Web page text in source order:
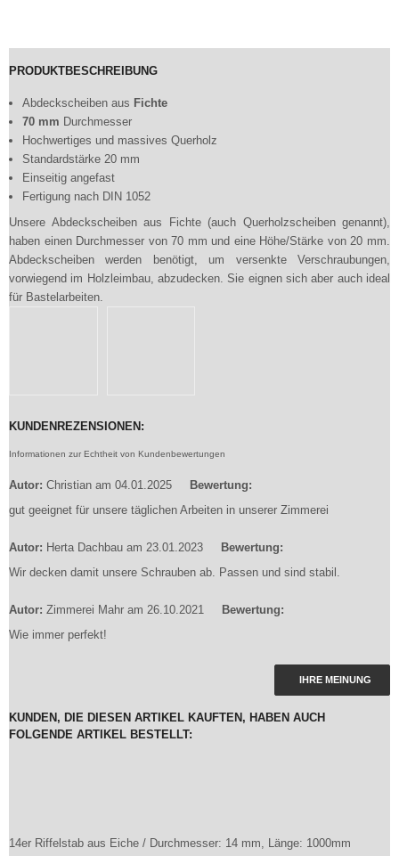
PRODUKTBESCHREIBUNG
Abdeckscheiben aus Fichte
70 mm Durchmesser
Hochwertiges und massives Querholz
Standardstärke 20 mm
Einseitig angefast
Fertigung nach DIN 1052
Unsere Abdeckscheiben aus Fichte (auch Querholzscheiben genannt),
haben einen Durchmesser von 70 mm und eine Höhe/Stärke von 20 mm.
Abdeckscheiben werden benötigt, um versenkte Verschraubungen,
vorwiegend im Holzleimbau, abzudecken. Sie eignen sich aber auch ideal
für Bastelarbeiten.
KUNDENREZENSIONEN:
Informationen zur Echtheit von Kundenbewertungen
Autor: Christian am 04.01.2025 Bewertung:
gut geeignet für unsere täglichen Arbeiten in unserer Zimmerei
Autor: Herta Dachbau am 23.01.2023 Bewertung:
Wir decken damit unsere Schrauben ab. Passen und sind stabil.
Autor: Zimmerei Mahr am 26.10.2021 Bewertung:
Wie immer perfekt!
IHRE MEINUNG
KUNDEN, DIE DIESEN ARTIKEL KAUFTEN, HABEN AUCH
FOLGENDE ARTIKEL BESTELLT:
14er Riffelstab aus Eiche / Durchmesser: 14 mm, Länge: 1000mm